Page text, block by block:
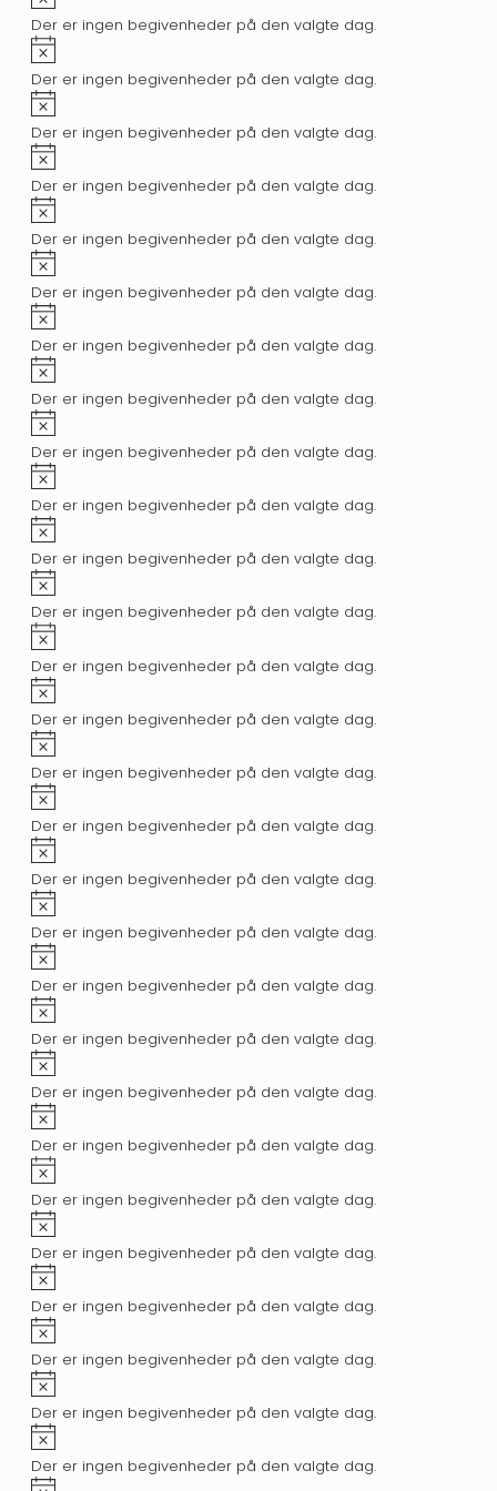
Der er ingen begivenheder på den valgte dag.
Notice
Der er ingen begivenheder på den valgte dag.
Notice
Der er ingen begivenheder på den valgte dag.
Notice
Der er ingen begivenheder på den valgte dag.
Notice
Der er ingen begivenheder på den valgte dag.
Notice
Der er ingen begivenheder på den valgte dag.
Notice
Der er ingen begivenheder på den valgte dag.
Notice
Der er ingen begivenheder på den valgte dag.
Notice
Der er ingen begivenheder på den valgte dag.
Notice
Der er ingen begivenheder på den valgte dag.
Notice
Der er ingen begivenheder på den valgte dag.
Notice
Der er ingen begivenheder på den valgte dag.
Notice
Der er ingen begivenheder på den valgte dag.
Notice
Der er ingen begivenheder på den valgte dag.
Notice
Der er ingen begivenheder på den valgte dag.
Notice
Der er ingen begivenheder på den valgte dag.
Notice
Der er ingen begivenheder på den valgte dag.
Notice
Der er ingen begivenheder på den valgte dag.
Notice
Der er ingen begivenheder på den valgte dag.
Notice
Der er ingen begivenheder på den valgte dag.
Notice
Der er ingen begivenheder på den valgte dag.
Notice
Der er ingen begivenheder på den valgte dag.
Notice
Der er ingen begivenheder på den valgte dag.
Notice
Der er ingen begivenheder på den valgte dag.
Notice
Der er ingen begivenheder på den valgte dag.
Notice
Der er ingen begivenheder på den valgte dag.
Notice
Der er ingen begivenheder på den valgte dag.
Notice
Der er ingen begivenheder på den valgte dag.
Notice